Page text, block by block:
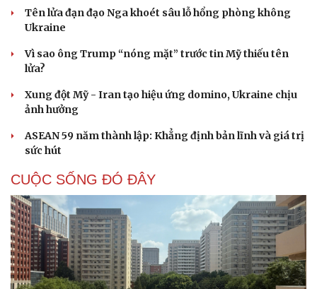
Tư vấn
Săn Tour
Câu chuyện thời sự
Kể chuyện cho bé
Tên lửa đạn đạo Nga khoét sâu lỗ hổng phòng không
Ukraine
Vì sao ông Trump “nóng mặt” trước tin Mỹ thiếu tên
lửa?
Xung đột Mỹ - Iran tạo hiệu ứng domino, Ukraine chịu
ảnh hưởng
ASEAN 59 năm thành lập: Khẳng định bản lĩnh và giá trị
sức hút
CUỘC SỐNG ĐÓ ĐÂY